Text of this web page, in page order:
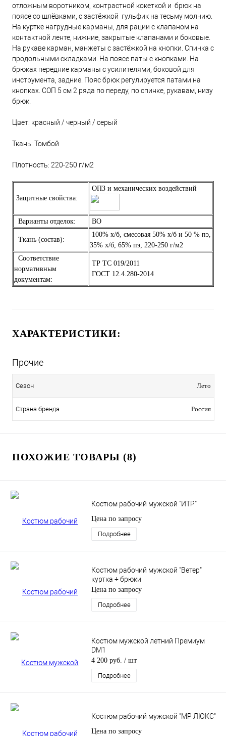
отложным воротником, контрастной кокеткой и брюк на
поясе со шлёвками, с застёжкой гульфик на тесьму молнию.
На куртке нагрудные карманы, для рации с клапаном на
контактной ленте, нижние, закрытые клапанами и боковые.
На рукаве карман, манжеты с застёжкой на кнопки. Спинка с
продольными складками. На поясе паты с кнопками. На
брюках передние карманы с усилителями, боковой для
инструмента, задние. Пояс брюк регулируется патами на
кнопках. СОП 5 см 2 ряда по переду, по спинке, рукавам, низу
брюк.
Цвет: красный / черный / серый
Ткань: Томбой
Плотность: 220-250 г/м2
Защитные свойства:
ОПЗ и механических воздействий
Варианты отделок: ВО
Ткань (состав):
100% х/б, смесовая 50% х/б и 50 % пэ,
35% х/б, 65% пэ, 220-250 г/м2
Соответствие
нормативным
документам:
ТР ТС 019/2011
ГОСТ 12.4.280-2014
ХАРАКТЕРИСТИКИ:
Прочие
Сезон Лето
Страна бренда Россия
ПОХОЖИЕ ТОВАРЫ (8)
Костюм рабочий мужской "ИТР"
Цена по запросу
Подробнее
Костюм рабочий мужской "Ветер"
куртка + брюки
Цена по запросу
Подробнее
Костюм мужской летний Премиум
DM1
4 200 руб. / шт
Подробнее
Костюм рабочий мужской "МР ЛЮКС"
Цена по запросу